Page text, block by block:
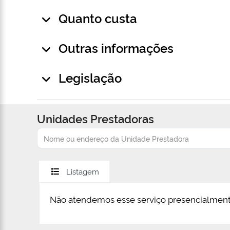
Quanto custa
Outras informações
Legislação
Unidades Prestadoras
Listagem
Não atendemos esse serviço